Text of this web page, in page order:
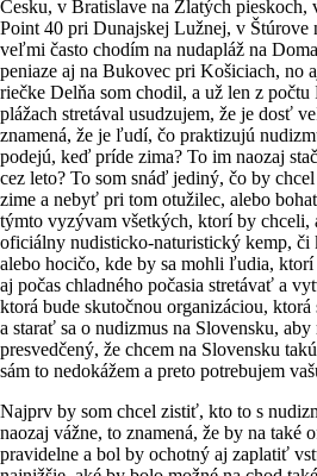
Česku, v Bratislave na Zlatých pieskoch,
Point 40 pri Dunajskej Lužnej, v Štúrove
veľmi často chodím na nudapláž na
peniaze aj na Bukovec pri Košiciach, no
riečke Delňa som chodil, a už len z
plážach stretával usudzujem, že je dosť
znamená, že je ľudí, čo praktizujú
podejú, keď príde zima? To im naozaj
cez leto? To som snáď jediný, čo by
zime a nebyť pri tom otužilec, alebo
týmto vyzývam všetkých, ktorí by chceli,
oficiálny nudisticko-naturistický kemp, či
alebo hocičo, kde by sa mohli ľudia,
aj počas chladného počasia stretávať a
ktorá bude skutočnou organizáciou,
a starať sa o nudizmus na Slovensku,
presvedčený, že chcem na Slovensku
sám to nedokážem a preto potrebujem
Najprv by som chcel zistiť, kto to s
naozaj vážne, to znamená, že by na také
pravidelne a bol by ochotný aj zaplatiť